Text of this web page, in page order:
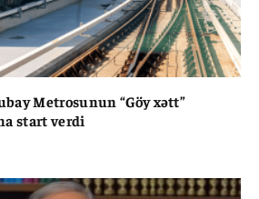
Metrosunun “Göy xətt”
start verdi